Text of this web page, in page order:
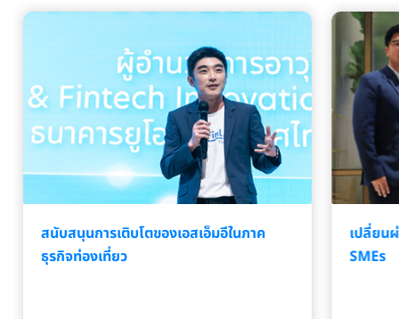
สนับสนุนการเติบโตของเอสเอ็มอีในภาค
ธุรกิจท่องเที่ยว
เปลี่ยน
SMEs